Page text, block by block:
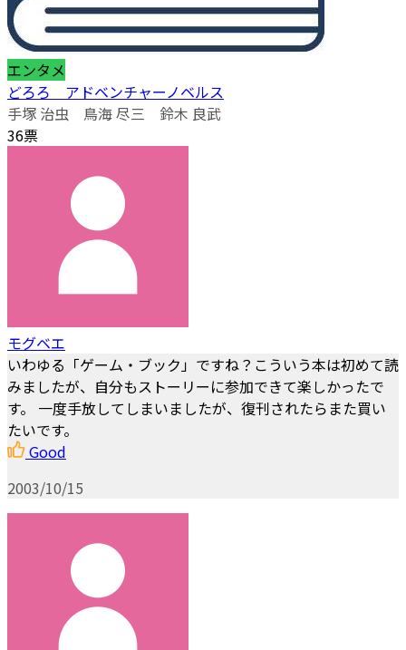
エンタメ
どろろ アドベンチャーノベルス
手塚 治虫 鳥海 尽三 鈴木 良武
36票
モグベエ
いわゆる「ゲーム・ブック」ですね？こういう本は初めて読
みましたが、自分もストーリーに参加できて楽しかったで
す。 一度手放してしまいましたが、復刊されたらまた買い
たいです。
Good
2003/10/15